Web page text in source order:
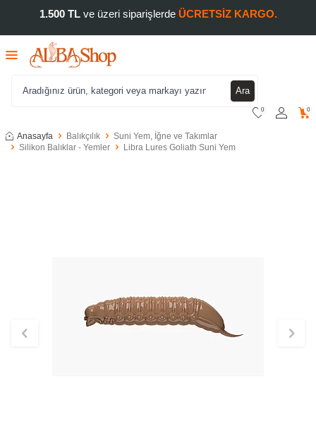
1.500 TLve üzeri siparişlerde ÜCRETSİZ KARGO.
Ara
0 0
Anasayfa Balıkçılık
Suni Yem, İğne ve Takımlar
Silikon Balıklar - Yemler
Libra Lures Goliath Suni Yem